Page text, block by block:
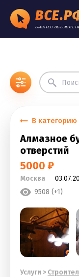
БИЗНЕС
В категорию
Алмазное
отверстий
5000 ₽
Москва
9508 (+1)
Услуги >